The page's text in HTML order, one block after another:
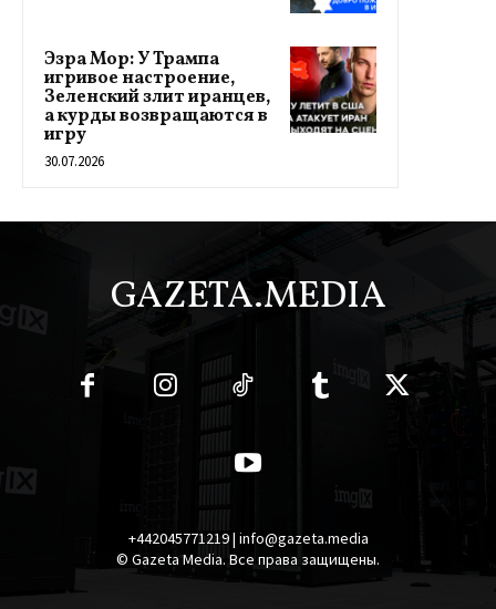
Эзра Мор: У Трампа
игривое настроение,
Зеленский злит иранцев,
а курды возвращаются в
игру
30.07.2026
GAZETA.MEDIA
+442045771219 | info@gazeta.media
© Gazeta Media. Все права защищены.